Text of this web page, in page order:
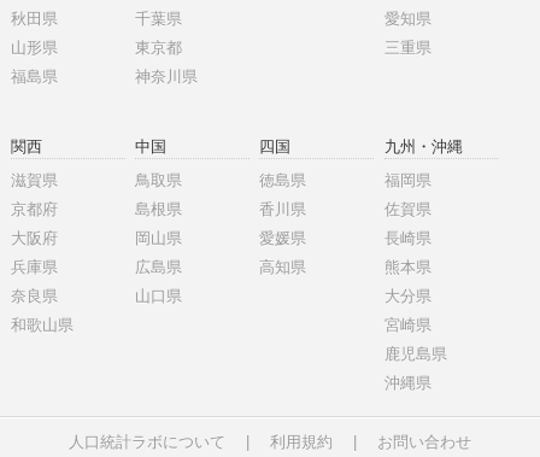
秋田県
山形県
福島県
千葉県
東京都
神奈川県
愛知県
三重県
関西
滋賀県
京都府
大阪府
兵庫県
奈良県
和歌山県
中国
鳥取県
島根県
岡山県
広島県
山口県
四国
徳島県
香川県
愛媛県
高知県
九州・沖縄
福岡県
佐賀県
長崎県
熊本県
大分県
宮崎県
鹿児島県
沖縄県
人口統計ラボについて 利用規約 お問い合わせ